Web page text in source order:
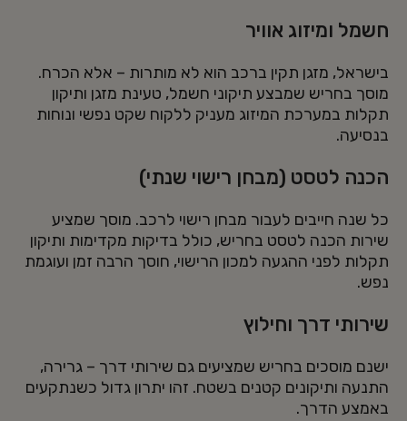
חשמל ומיזוג אוויר
בישראל, מזגן תקין ברכב הוא לא מותרות – אלא הכרח.
מוסך בחריש שמבצע תיקוני חשמל, טעינת מזגן ותיקון
תקלות במערכת המיזוג מעניק ללקוח שקט נפשי ונוחות
בנסיעה.
הכנה לטסט (מבחן רישוי שנתי)
כל שנה חייבים לעבור מבחן רישוי לרכב. מוסך שמציע
שירות הכנה לטסט בחריש, כולל בדיקות מקדימות ותיקון
תקלות לפני ההגעה למכון הרישוי, חוסך הרבה זמן ועוגמת
נפש.
שירותי דרך וחילוץ
ישנם מוסכים בחריש שמציעים גם שירותי דרך – גרירה,
התנעה ותיקונים קטנים בשטח. זהו יתרון גדול כשנתקעים
באמצע הדרך.